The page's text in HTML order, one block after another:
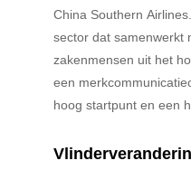
China Southern
sector dat samenwerkt
zakenmensen uit het
een
hoog startpunt en een